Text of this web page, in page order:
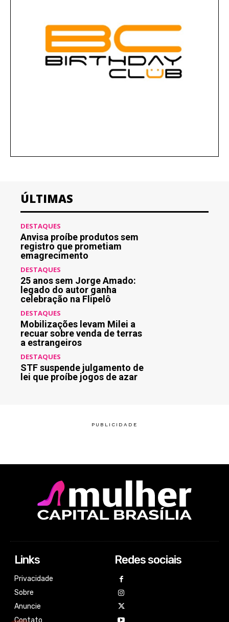
ÚLTIMAS
DESTAQUES
Anvisa proíbe produtos sem
registro que prometiam
emagrecimento
DESTAQUES
25 anos sem Jorge Amado:
legado do autor ganha
celebração na Flipelô
DESTAQUES
Mobilizações levam Milei a
recuar sobre venda de terras
a estrangeiros
DESTAQUES
STF suspende julgamento de
lei que proíbe jogos de azar
Links
Privacidade
Sobre
Anuncie
Redes sociais